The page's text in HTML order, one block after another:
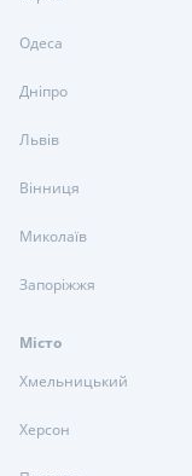
Одеса
Дніпро
Львів
Вінниця
Миколаїв
Запоріжжя
Місто
Хмельницький
Херсон